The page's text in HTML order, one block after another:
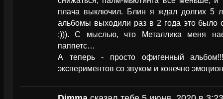
плача выключил. Блин я ждал долгих 5
альбомы выходили раз в 2 года это было
:))). С мыслью, что Металлика меня
паппетс…
А теперь - просто офигенный
экспериментов со звуком и конечно